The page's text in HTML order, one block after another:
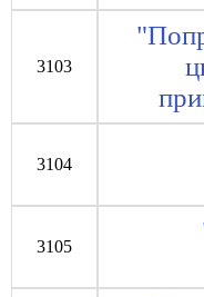
3103
3104
3105